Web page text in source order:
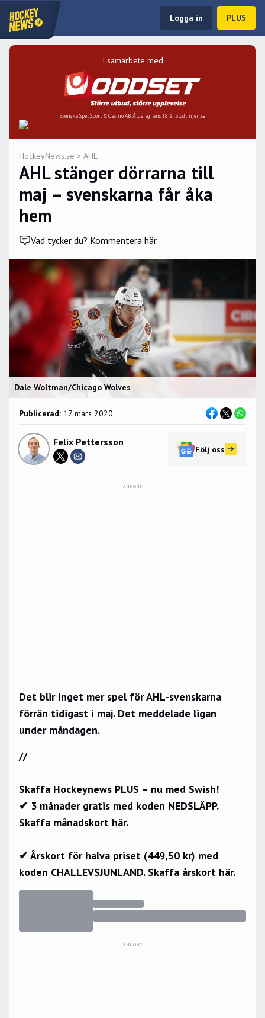
Logga in PLUS
I samarbete med
Svenska Spel Sport & Casino AB. Åldersgräns 18 år. Stödlinjen.se
HockeyNews.se > AHL
AHL stänger dörrarna till
maj – svenskarna får åka
hem
Vad tycker du? Kommentera här
Dale Woltman/Chicago Wolves
Publicerad: 17 mars 2020
Felix Pettersson
Följ oss
ANNONS
Det blir inget mer spel för AHL-svenskarna
förrän tidigast i maj. Det meddelade ligan
under måndagen.
//
Skaffa Hockeynews PLUS – nu med Swish!
✔ 3 månader gratis med koden NEDSLÄPP.
Skaffa månadskort här.
✔ Årskort för halva priset (449,50 kr) med
koden CHALLEVSJUNLAND. Skaffa årskort här.
ANNONS